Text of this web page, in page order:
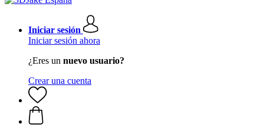
Iniciar sesión
Iniciar sesión ahora
¿Eres un nuevo usuario?
Crear una cuenta